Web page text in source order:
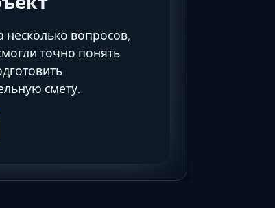
Таганрог
Феодосия
несколько вопросов,
точно понять
смету.